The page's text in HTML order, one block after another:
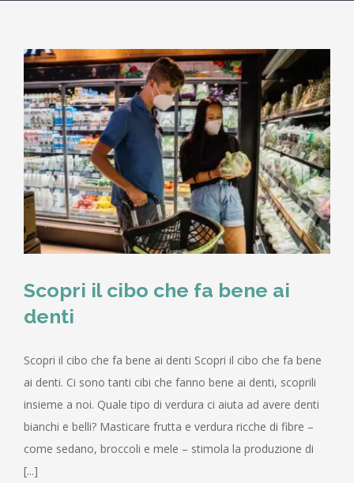
Scopri il cibo che fa bene ai
denti
Scopri il cibo che fa bene ai denti Scopri il cibo che fa bene
ai denti. Ci sono tanti cibi che fanno bene ai denti, scoprili
insieme a noi. Quale tipo di verdura ci aiuta ad avere denti
bianchi e belli? Masticare frutta e verdura ricche di fibre –
come sedano, broccoli e mele – stimola la produzione di
[...]